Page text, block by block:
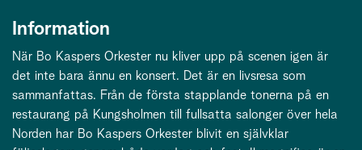
Information
När Bo Kaspers Orkester nu kliver upp på scenen igen är
det inte bara ännu en konsert. Det är en livsresa som
sammanfattas. Från de första stapplande tonerna på en
restaurang på Kungsholmen till fullsatta salonger över hela
Norden har Bo Kaspers Orkester blivit en självklar